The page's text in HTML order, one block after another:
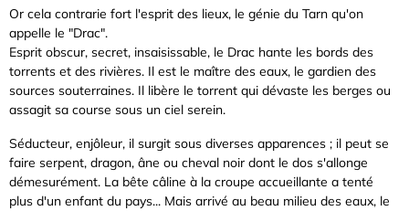
Or cela contrarie fort l'esprit des lieux, le génie du Tarn qu'on
appelle le "Drac".
Esprit obscur, secret, insaisissable, le Drac hante les bords des
torrents et des rivières. Il est le maître des eaux, le gardien des
sources souterraines. Il libère le torrent qui dévaste les berges ou
assagit sa course sous un ciel serein.
Séducteur, enjôleur, il surgit sous diverses apparences ; il peut se
faire serpent, dragon, âne ou cheval noir dont le dos s'allonge
démesurément. La bête câline à la croupe accueillante a tenté
plus d'un enfant du pays... Mais arrivé au beau milieu des eaux, le